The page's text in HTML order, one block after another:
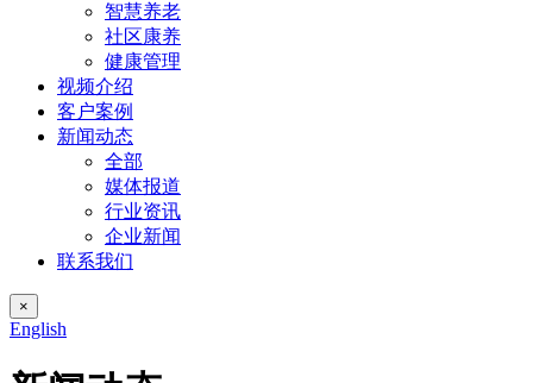
智慧养老
社区康养
健康管理
视频介绍
客户案例
新闻动态
全部
媒体报道
行业资讯
企业新闻
联系我们
×
English